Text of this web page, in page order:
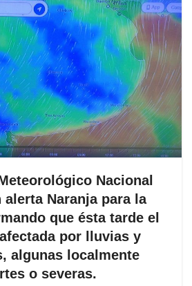
Nacional
alerta Naranja para la
que ésta tarde el
por lluvias y
algunas localmente
o severas.